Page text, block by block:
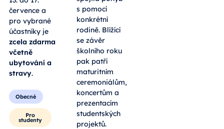
července a
pro vybrané
účastníky je
zcela zdarma
včetně
ubytování a
stravy.
Obecné
Pro
studenty
s pomocí
konkrétní
rodině. Blížící
se závěr
školního roku
pak patří
maturitním
ceremoniálům,
koncertům a
prezentacím
studentských
projektů.